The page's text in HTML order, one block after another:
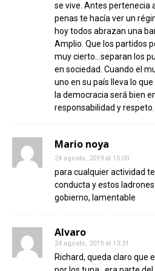
se vive. Antes pertenecia
penas te hacía ver un
hoy todos abrazan una
Amplio. Que los partidos
muy cierto…separan los
en sociedad. Cuando el
uno en su país lleva lo
la democracia será bien
responsabilidad y respeto.
Mario noya
24 agosto, 2019 at 15:00
para cualquier actividad
conducta y estos
gobierno, lamentable
Alvaro
24 agosto, 2019 at 13:31
Richard, queda claro que